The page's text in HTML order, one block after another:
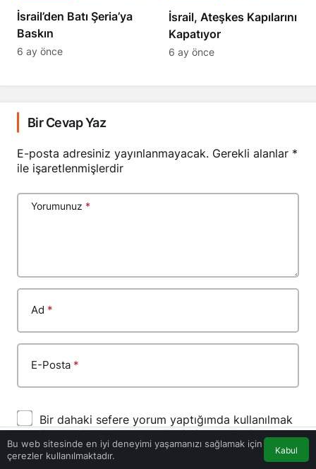
​​​​​​​İsrail’den Batı Şeria’ya
Baskın
6 ay önce
İsrail, Ateşkes Kapılarını
Kapatıyor
6 ay önce
Bir Cevap Yaz
E-posta adresiniz yayınlanmayacak. Gerekli alanlar *
ile işaretlenmişlerdir
Yorumunuz *
Ad *
E-Posta *
Bir dahaki sefere yorum yaptığımda kullanılmak
üzere adımı, e-posta adresimi ve web site
adresimi bu tarayıcıya kaydet.
Bu web sitesinde en iyi deneyimi yaşamanızı sağlamak için
çerezler kullanılmaktadır.
Kabul
Anasayfa Akış Trafik